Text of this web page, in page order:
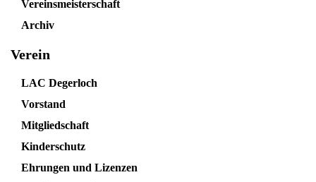
Vereinsmeisterschaft
Archiv
Verein
LAC Degerloch
Vorstand
Mitgliedschaft
Kinderschutz
Ehrungen und Lizenzen